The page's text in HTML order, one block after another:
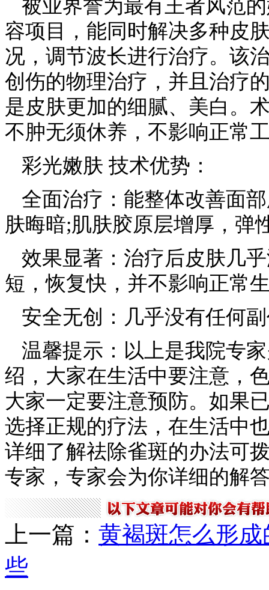
被业界誉为最有王者风范
容项目，能同时解决多种皮
况，调节波长进行治疗。该
创伤的物理治疗，并且治疗
是皮肤更加的细腻、美白。
不肿无须休养，不影响正常
彩光嫩肤 技术优势：
全面治疗：能整体改善面
肤晦暗;肌肤胶原层增厚，弹
效果显著：治疗后皮肤几
短，恢复快，并不影响正常
安全无创：几乎没有任何
温馨提示：以上是我院专
绍，大家在生活中要注意，
大家一定要注意预防。如果
选择正规的疗法，在生活中
详细了解祛除雀斑的办法可
专家，专家会为你详细的解
上一篇： 黄褐斑怎么形成
些